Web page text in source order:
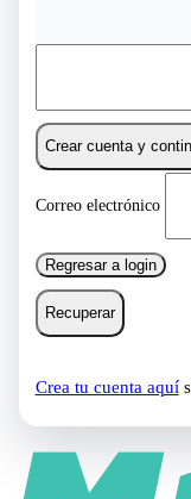
Crear cuenta y
Correo electrónico
Regresar a login
Recuperar
Crea tu cuenta aquí